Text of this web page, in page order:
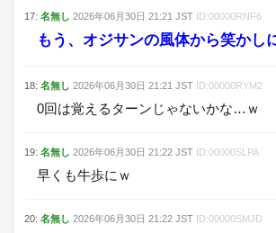
17: 名無し 2026年06月30日 21:21 JST ID:00000RNF6
もう、オジサンの風体から笑かし
18: 名無し 2026年06月30日 21:21 JST ID:00000RYM2
0回は覚えるターンじゃないかな…ｗ
19: 名無し 2026年06月30日 21:22 JST ID:00000SLPA
早くも牛歩にｗ
20: 名無し 2026年06月30日 21:22 JST ID:00000SMJD